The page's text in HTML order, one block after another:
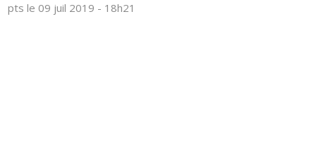
ptsle 09 juil 2019 - 18h21